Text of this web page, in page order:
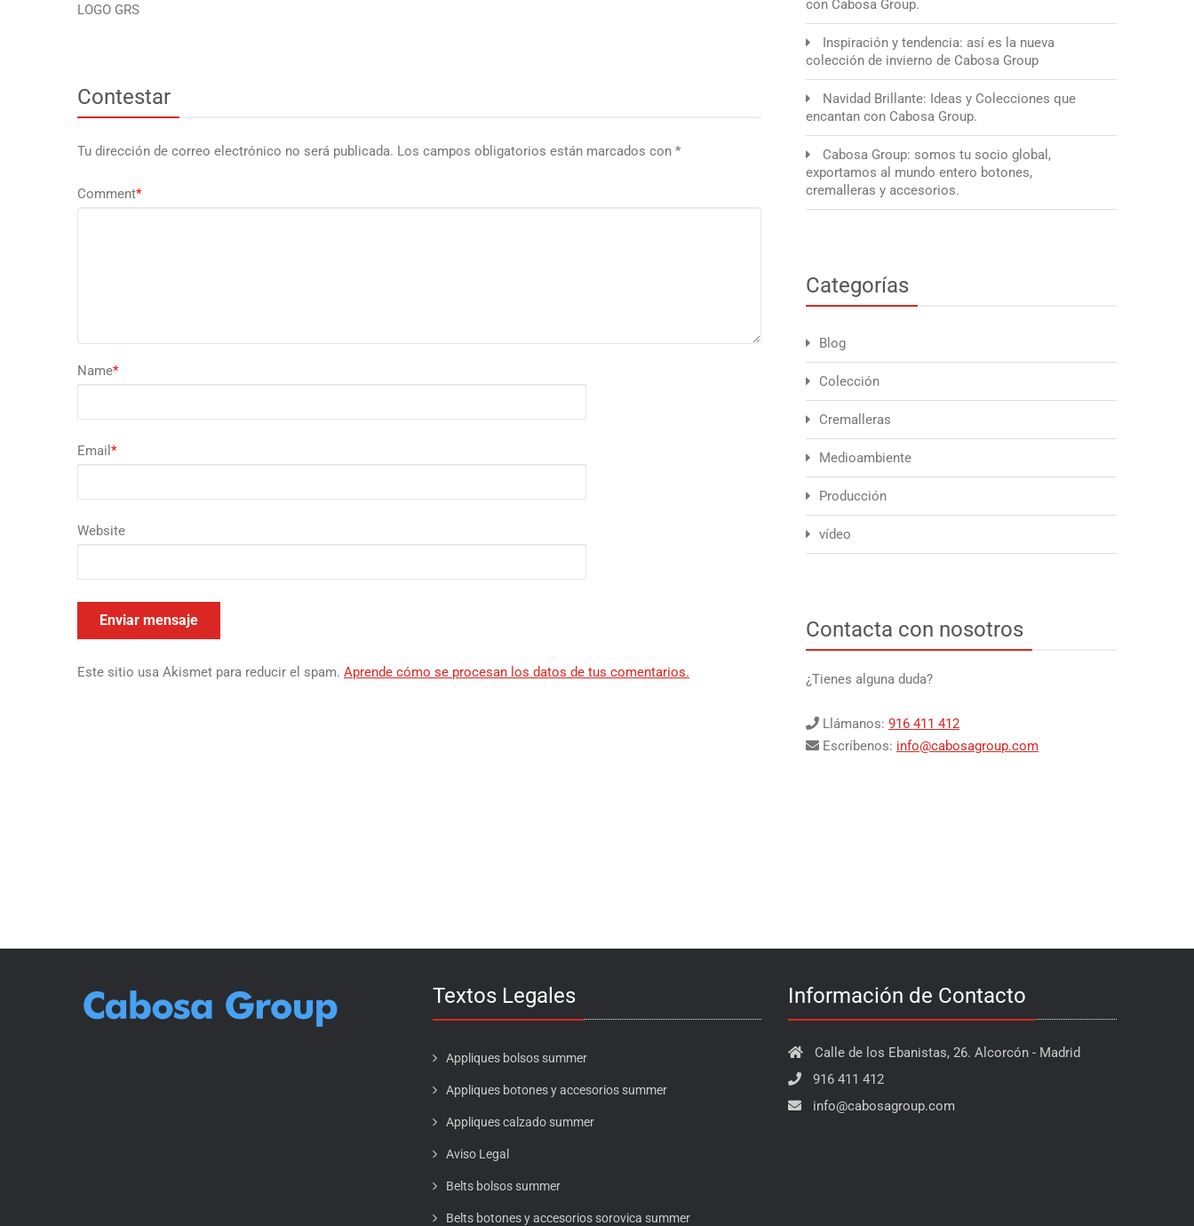
LOGO GRS
Contestar
Tu dirección de correo electrónico no será publicada. Los campos obligatorios están marcados con *
Comment*
Name*
Email *
Website
Este sitio usa Akismet para reducir el spam. Aprende cómo se procesan los datos de tus comentarios.
con Cabosa Group.
Inspiración y tendencia: así es la nueva
colección de invierno de Cabosa Group
Navidad Brillante: Ideas y Colecciones que
encantan con Cabosa Group.
Cabosa Group: somos tu socio global,
exportamos al mundo entero botones,
cremalleras y accesorios.
Categorías
Blog
Colección
Cremalleras
Medioambiente
Producción
vídeo
Contacta con nosotros
¿Tienes alguna duda?
Llámanos: 916 411 412
Escríbenos: info@cabosagroup.com
Textos Legales
Appliques bolsos summer
Appliques botones y accesorios summer
Appliques calzado summer
Aviso Legal
Belts bolsos summer
Belts botones y accesorios sorovica summer
Información de Contacto
Calle de los Ebanistas, 26. Alcorcón - Madrid
916 411 412
info@cabosagroup.com